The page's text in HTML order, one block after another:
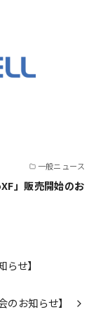
一般ニュース
」販売開始のお
せ】
のお知らせ】